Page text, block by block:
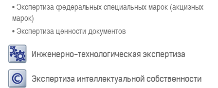
• Экспертиза федеральных специальных марок (акцизных
марок)
• Экспертиза ценности документов
Инженерно-технологическая экспертиза
Экспертиза интеллектуальной собственности